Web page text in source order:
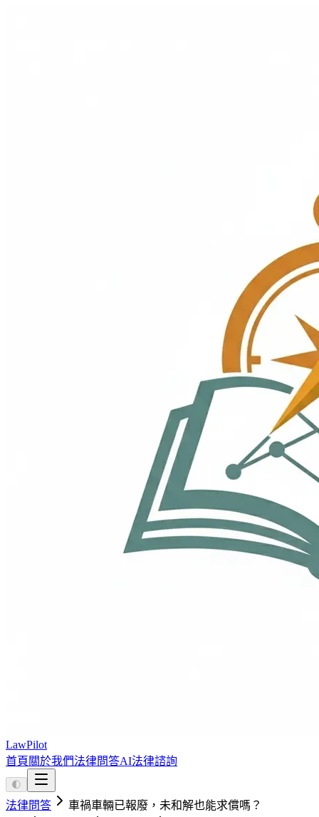
LawPilot
首頁 關於我們法律問答AI法律諮詢
🌓
法律問答
車禍車輛已報廢，未和解也能求償嗎？